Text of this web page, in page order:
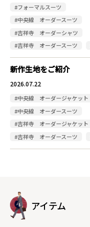
#フォーマルスーツ
#中央線 オーダースーツ
#吉祥寺 オーダーシャツ
#吉祥寺 オーダースーツ
新作生地をご紹介
2026.07.22
#中央線 オーダージャケット
#中央線 オーダースーツ
#吉祥寺 オーダージャケット
#吉祥寺 オーダースーツ
アイテム